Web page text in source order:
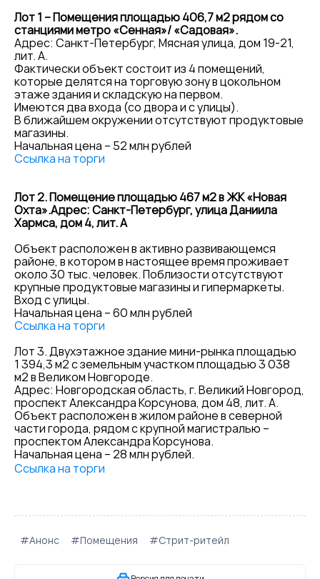
Лот 1 – Помещения площадью 406,7 м2 рядом со
станциями метро «Сенная»/ «Садовая».
Адрес: Санкт-Петербург, Мясная улица, дом 19-21,
лит. А.
Фактически объект состоит из 4 помещений,
которые делятся на торговую зону в цокольном
этаже здания и складскую на первом.
Имеются два входа (со двора и с улицы).
В ближайшем окружении отсутствуют продуктовые
магазины.
Начальная цена – 52 млн рублей
Ссылка на торги
Лот 2. Помещение площадью 467 м2 в ЖК «Новая
Охта».Адрес: Санкт-Петербург, улица Даниила
Хармса, дом 4, лит. А
Объект расположен в активно развивающемся
районе, в котором в настоящее время проживает
около 30 тыс. человек. Поблизости отсутствуют
крупные продуктовые магазины и гипермаркеты.
Вход с улицы.
Начальная цена – 60 млн рублей
Ссылка на торги
Лот 3. Двухэтажное здание мини-рынка площадью
1 394,3 м2 с земельным участком площадью 3 038
м2 в Великом Новгороде.
Адрес: Новгородская область, г. Великий Новгород,
проспект Александра Корсунова, дом 48, лит. А.
Объект расположен в жилом районе в северной
части города, рядом с крупной магистралью –
проспектом Александра Корсунова.
Начальная цена – 28 млн рублей.
Ссылка на торги
#Анонс #Помещения #Стрит-ритейл